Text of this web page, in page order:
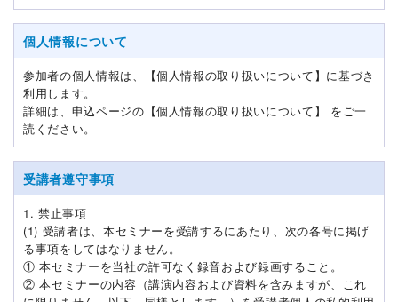
個人情報について
参加者の個人情報は、【個人情報の取り扱いについて】に基づき
利用します。
詳細は、申込ページの【個人情報の取り扱いについて】 をご一
読ください。
受講者遵守事項
1. 禁止事項
(1) 受講者は、本セミナーを受講するにあたり、次の各号に掲げ
る事項をしてはなりません。
① 本セミナーを当社の許可なく録音および録画すること。
② 本セミナーの内容（講演内容および資料を含みますが、これ